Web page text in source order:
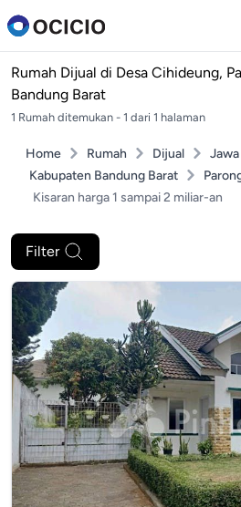
Rumah Dijual di Desa Cihideung,
Bandung Barat
1 Rumah ditemukan - 1 dari 1 halaman
Home Rumah Dijual
Kabupaten Bandung Barat
Kisaran harga 1 sampai 2 miliar-an
Filter